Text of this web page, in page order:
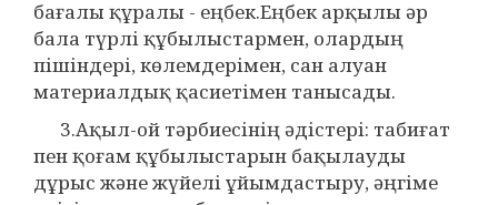
бағалы құралы - еңбек.Еңбек арқылы әр
бала түрлі құбылыстармен, олардың
пішіндері, көлемдерімен, сан алуан
материалдық қасиетімен танысады.
3.Ақыл-ой тәрбиесінің әдістері: табиғат
пен қоғам құбылыстарын бақылауды
дұрыс және жүйелі ұйымдастыру, әңгіме